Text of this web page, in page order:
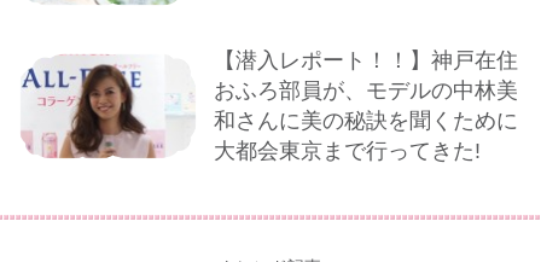
【潜入レポート！！】神戸在住
おふろ部員が、モデルの中林美
和さんに美の秘訣を聞くために
大都会東京まで行ってきた!